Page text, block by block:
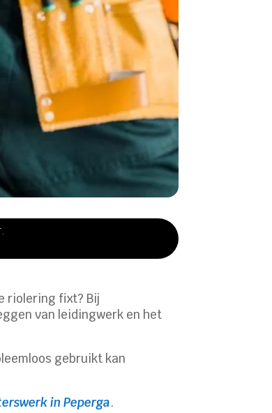
riolering fixt? Bij
van leidingwerk en het
gebruikt kan
in Peperga.